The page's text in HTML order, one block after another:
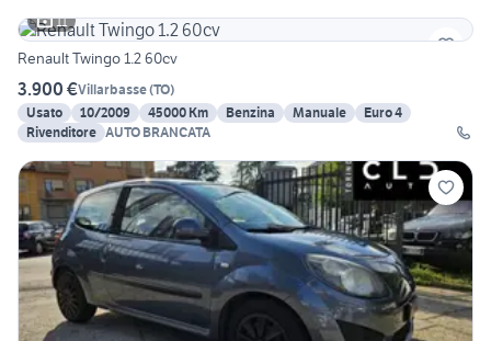
11
Renault Twingo 1.2 60cv
3.900 €Villarbasse(TO)
Usato
10/2009 45000 Km Benzina Manuale
Euro 4
Rivenditore AUTO BRANCATA